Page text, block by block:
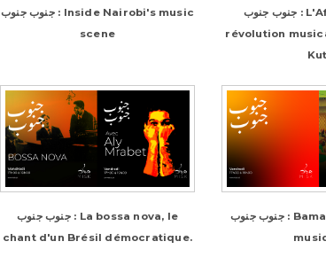
جنوب جنوب : Inside Nairobi's music
scene
جنوب جنوب : L'Afrobeat, une
révolution
جنوب جنوب : La bossa nova, le
chant d'un Brésil démocratique.
جنوب جنوب : Bamako raconté en